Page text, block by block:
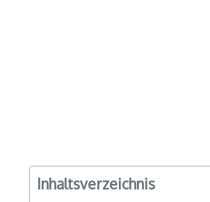
Inhaltsverzeichnis